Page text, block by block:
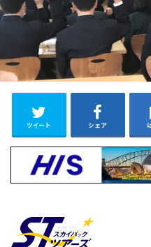
ツイート シェア